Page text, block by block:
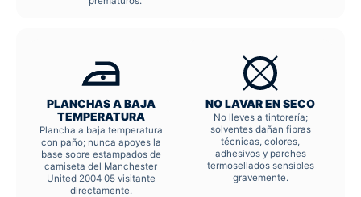
PLANCHAS A BAJA
TEMPERATURA
Plancha a baja temperatura
con paño; nunca apoyes la
base sobre estampados de
camiseta del Manchester
United 2004 05 visitante
directamente.
NO LAVAR EN SECO
No lleves a tintorería;
solventes dañan fibras
técnicas, colores,
adhesivos y parches
termosellados sensibles
gravemente.